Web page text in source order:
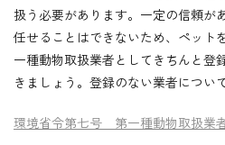
扱う必要があります。一定の信頼が
任せることはできないため、ペット
一種動物取扱業者としてきちんと登
きましょう。登録のない業者につい
環境省令第七号 第一種動物取扱業